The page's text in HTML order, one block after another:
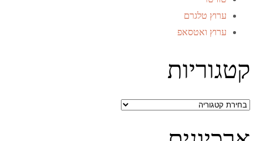
ערוץ טלגרם
ערוץ ואטסאפ
קטגוריות
קטגוריות